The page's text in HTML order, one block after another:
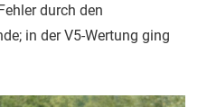
durch den
in der V5-Wertung ging